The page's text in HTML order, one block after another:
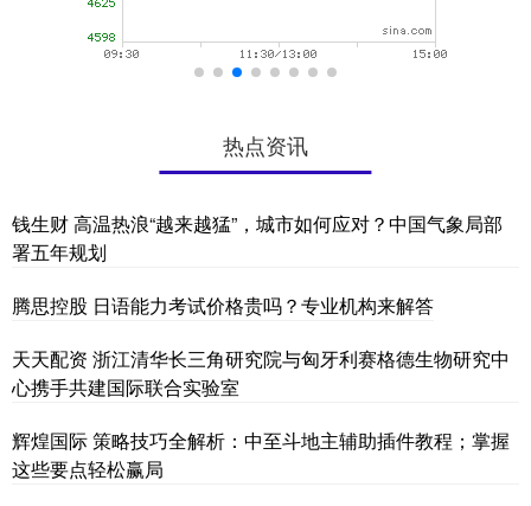
热点资讯
钱生财 高温热浪“越来越猛”，城市如何应对？中国气象局部
署五年规划
腾思控股 日语能力考试价格贵吗？专业机构来解答
天天配资 浙江清华长三角研究院与匈牙利赛格德生物研究中
心携手共建国际联合实验室
辉煌国际 策略技巧全解析：中至斗地主辅助插件教程；掌握
这些要点轻松赢局